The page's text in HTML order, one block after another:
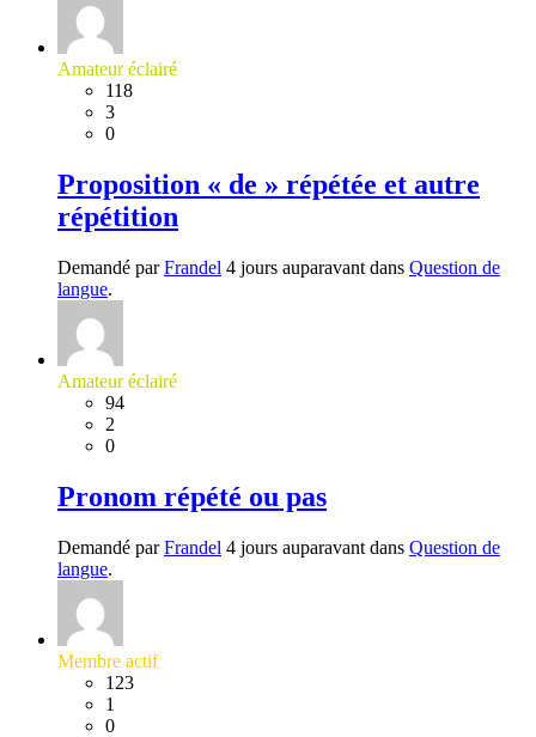
Amateur éclairé
118
3
0
Proposition « de » répétée et autre
répétition
Demandé parFrandel 4 jours auparavant dans Question de
langue.
Amateur éclairé
94
2
0
Pronom répété ou pas
Demandé parFrandel 4 jours auparavant dans Question de
langue.
Membre actif
123
1
0